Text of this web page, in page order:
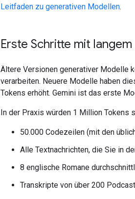
Leitfaden zu generativen Modellen.
Erste Schritte mit
Ältere Versionen generativer Modelle
verarbeiten. Neuere Modelle haben
Tokens erhöht. Gemini ist das erste
In der Praxis würden 1 Million Tokens
50.000 Codezeilen (mit den
Alle Textnachrichten, die Sie in
8 englische Romane
Transkripte von über 200